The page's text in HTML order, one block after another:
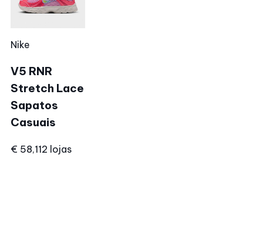
Nike
V5 RNR
Stretch Lace
Sapatos
Casuais
€ 58,112 lojas